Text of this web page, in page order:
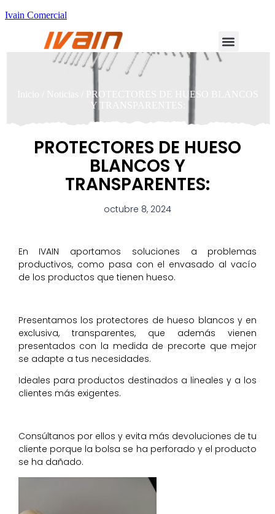
Ivain Comercial
/ PROTECTORES DE HUESO BLANCOS
Y TRANSPARENTES:
PROTECTORES DE HUESO
BLANCOS Y
TRANSPARENTES:
octubre 8, 2024
En IVAIN aportamos soluciones a problemas
productivos, como pasa con el envasado al vacío
de los productos que tienen hueso.
Presentamos los protectores de hueso blancos y en
exclusiva, transparentes, que además vienen
presentados con la medida de precorte que mejor
se adapte a tus necesidades.
Ideales para productos destinados a lineales y a los
clientes más exigentes.
Consúltanos por ellos y evita más devoluciones de tu
cliente porque la bolsa se ha perforado y el producto
se ha dañado.